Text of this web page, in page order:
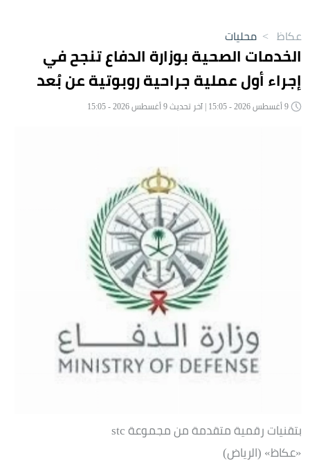
عكاظ > محليات
الخدمات الصحية بوزارة الدفاع تنجح في
إجراء أول عملية جراحية روبوتية عن بُعد
بتقنيات رقمية متقدمة من مجموعة stc
«عكاظ» (الرياض)